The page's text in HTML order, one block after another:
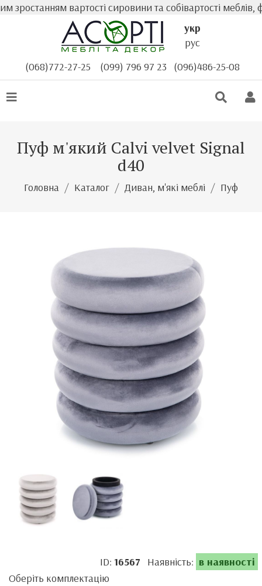
вартості сировини та собівартості меблів,
укр
рус
(068)772-27-25
(099) 796 97 23 (096)486-25-08
Пуф м'який Calvi velvet Signal
d40
Головна Каталог Диван, м'які меблі Пуф
ID: 16567 Наявність: в наявності
Оберіть комплектацію